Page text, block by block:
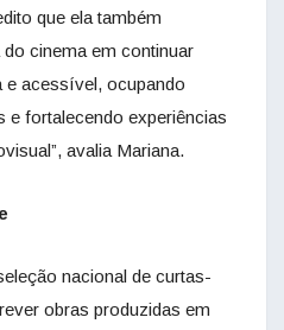
que ela também
cinema em continuar
acessível, ocupando
fortalecendo experiências
avalia Mariana.
nacional de curtas-
obras produzidas em